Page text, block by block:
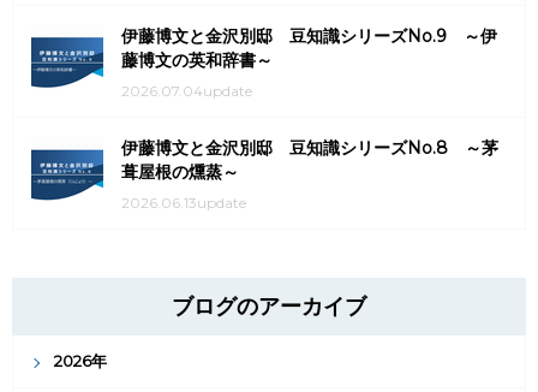
伊藤博文と金沢別邸 豆知識シリーズNo.9 ～伊
藤博文の英和辞書～
2026.07.04update
伊藤博文と金沢別邸 豆知識シリーズNo.8 ～茅
葺屋根の燻蒸～
2026.06.13update
ブログのアーカイブ
2026年